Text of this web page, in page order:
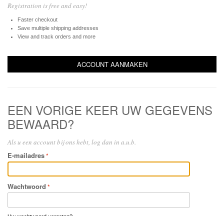
Registration is free and easy!
Faster checkout
Save multiple shipping addresses
View and track orders and more
ACCOUNT AANMAKEN
EEN VORIGE KEER UW GEGEVENS
BEWAARD?
Als u een account bij ons hebt, log dan in a.u.b.
E-mailadres
Wachtwoord